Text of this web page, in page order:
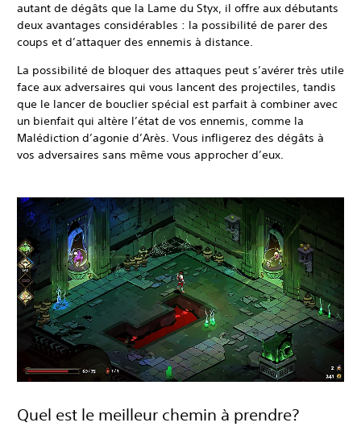
autant de dégâts que la Lame du Styx, il offre aux débutants
deux avantages considérables : la possibilité de parer des
coups et d’attaquer des ennemis à distance.
La possibilité de bloquer des attaques peut s’avérer très utile
face aux adversaires qui vous lancent des projectiles, tandis
que le lancer de bouclier spécial est parfait à combiner avec
un bienfait qui altère l’état de vos ennemis, comme la
Malédiction d’agonie d’Arès. Vous infligerez des dégâts à
vos adversaires sans même vous approcher d’eux.
Quel est le meilleur chemin à prendre?